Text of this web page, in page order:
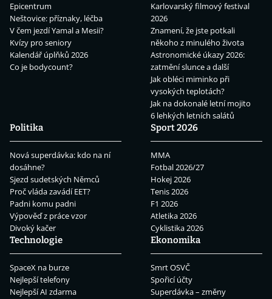
Epicentrum
Neštovice: příznaky, léčba
V čem jezdí Yamal a Mesii?
Kvízy pro seniory
Kalendář úplňků 2026
Co je bodycount?
Karlovarský filmový festival
2026
Znamení, že jste potkali
někoho z minulého života
Astronomické úkazy 2026:
zatmění slunce a další
Jak obléci miminko při
vysokých teplotách?
Jak na dokonalé letní mojito
6 lehkých letních salátů
Politika
Nová superdávka: kdo na ní
dosáhne?
Sjezd sudetských Němců
Proč vláda zavádí EET?
Padni komu padni
Výpověď z práce vzor
Divoký kačer
Sport 2026
MMA
Fotbal 2026/27
Hokej 2026
Tenis 2026
F1 2026
Atletika 2026
Cyklistika 2026
Technologie
SpaceX na burze
Nejlepší telefony
Nejlepší AI zdarma
Ekonomika
Smrt OSVČ
Spořicí účty
Superdávka – změny